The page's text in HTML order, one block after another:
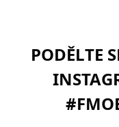
PODĚLTE